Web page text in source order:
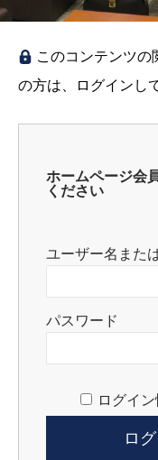
このコンテンツの
の方は、ログインし
ホームページ会
ください
ユーザー名また
パスワード
ログイ